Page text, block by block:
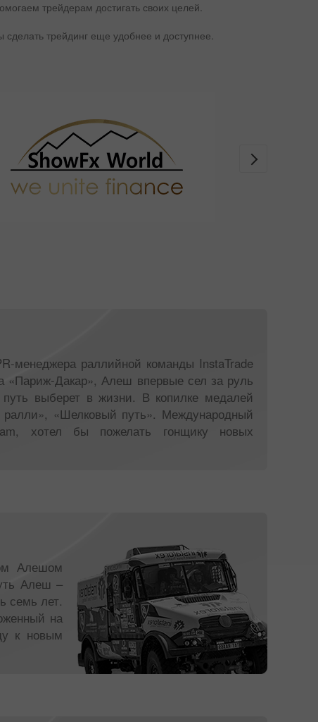
трейдерам достигать своих целей.
трейдинг еще удобнее и доступнее.
менеджера раллийной команды InstaTrade
«Париж-Дакар», Алеш впервые сел за руль
выберет в жизни. В копилке медалей
ралли», «Шелковый путь». Международный
хотел бы пожелать гонщику новых
Алешом
Алеш –
семь лет.
на
к новым